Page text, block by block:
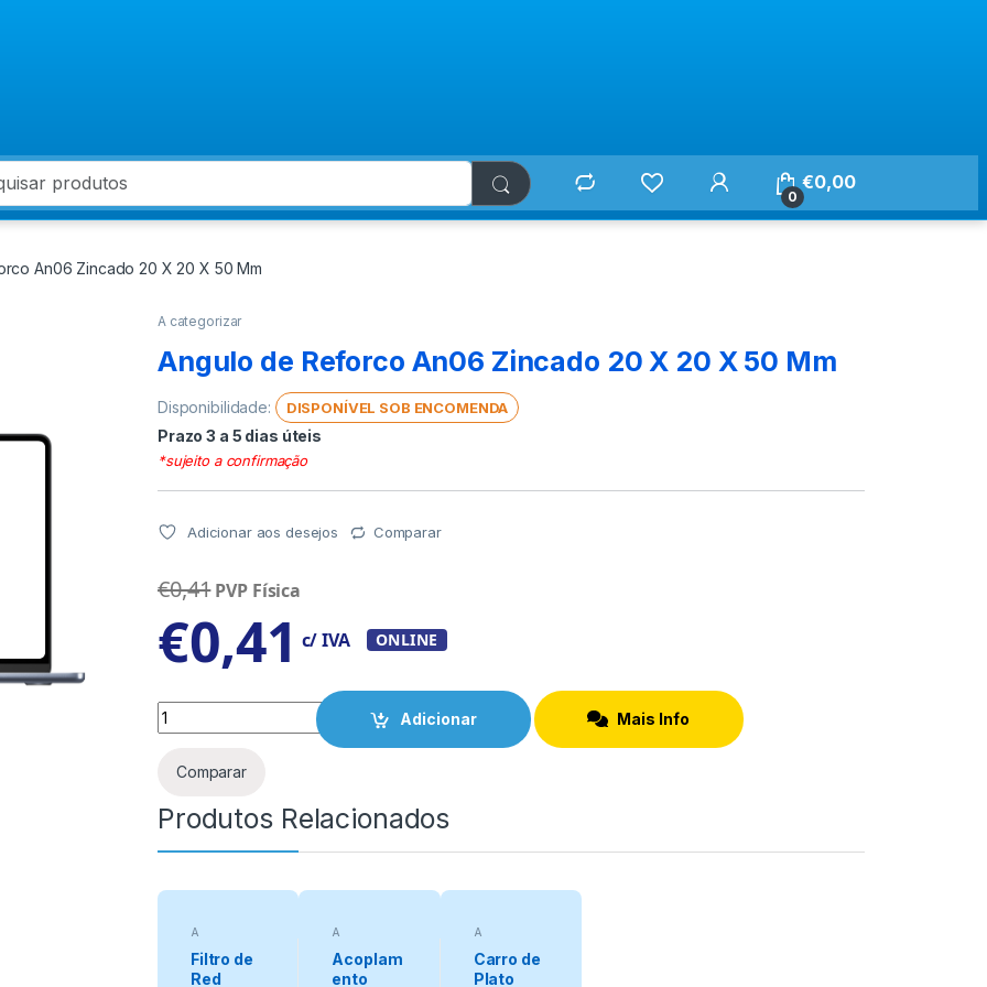
for:
0
€0,00
An06 Zincado 20 X 20 X 50 Mm
A categorizar
Angulo de Reforco An06 Zincado 20 X 20 X 50 Mm
Disponibilidade: DISPONÍVEL SOB ENCOMENDA
Prazo 3 a 5 dias úteis
*sujeito a confirmação
Adicionar aos desejos Comparar
€0,41 PVP Física
€0,41 c/ IVA ONLINE
Quantity
Adicionar Mais Info
Comparar
Produtos Relacionados
A
categorizar
Filtro de
Red
A
categorizar
Acoplam
ento
A
categorizar
Carro de
Plato